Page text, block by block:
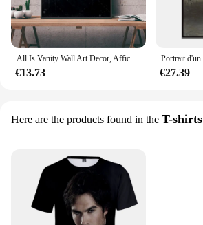
€13.73 €27.39
Here are the products found in the T-shirts